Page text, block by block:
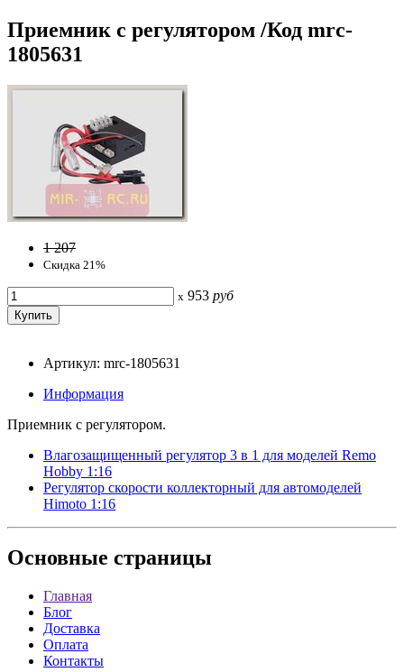
Приемник с регулятором /Код mrc-
1805631
1 207
Скидка 21%
x 953 руб
Артикул: mrc-1805631
Информация
Приемник с регулятором.
Влагозащищенный регулятор 3 в 1 для моделей Remo
Hobby 1:16
Регулятор скорости коллекторный для автомоделей
Himoto 1:16
Основные страницы
Главная
Блог
Доставка
Оплата
Контакты